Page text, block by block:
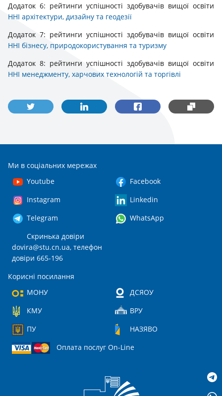
Додаток 6: рейтинги успішності здобувачів вищої освіти
ННІ архітектури, дизайну та геодезії
Додаток 7: рейтинги успішності здобувачів вищої освіти
ННІ бізнесу, природокористування та туризму
Додаток 8: рейтинги успішності здобувачів вищої освіти
ННІ менеджменту, харчових технологій та торгівлі
Ми в соціальних мережах
Youtube
Facebook
Instagram
Linkedin
Telegram
WhatsApp
Скринька довіри
dovira@stu.cn.ua, телефон
довіри 665-196
Корисні посилання
МОНУ
ДСЯОУ
КМУ
ВРУ
ПУ
НАЗЯВО
Оплата послуг On-Line